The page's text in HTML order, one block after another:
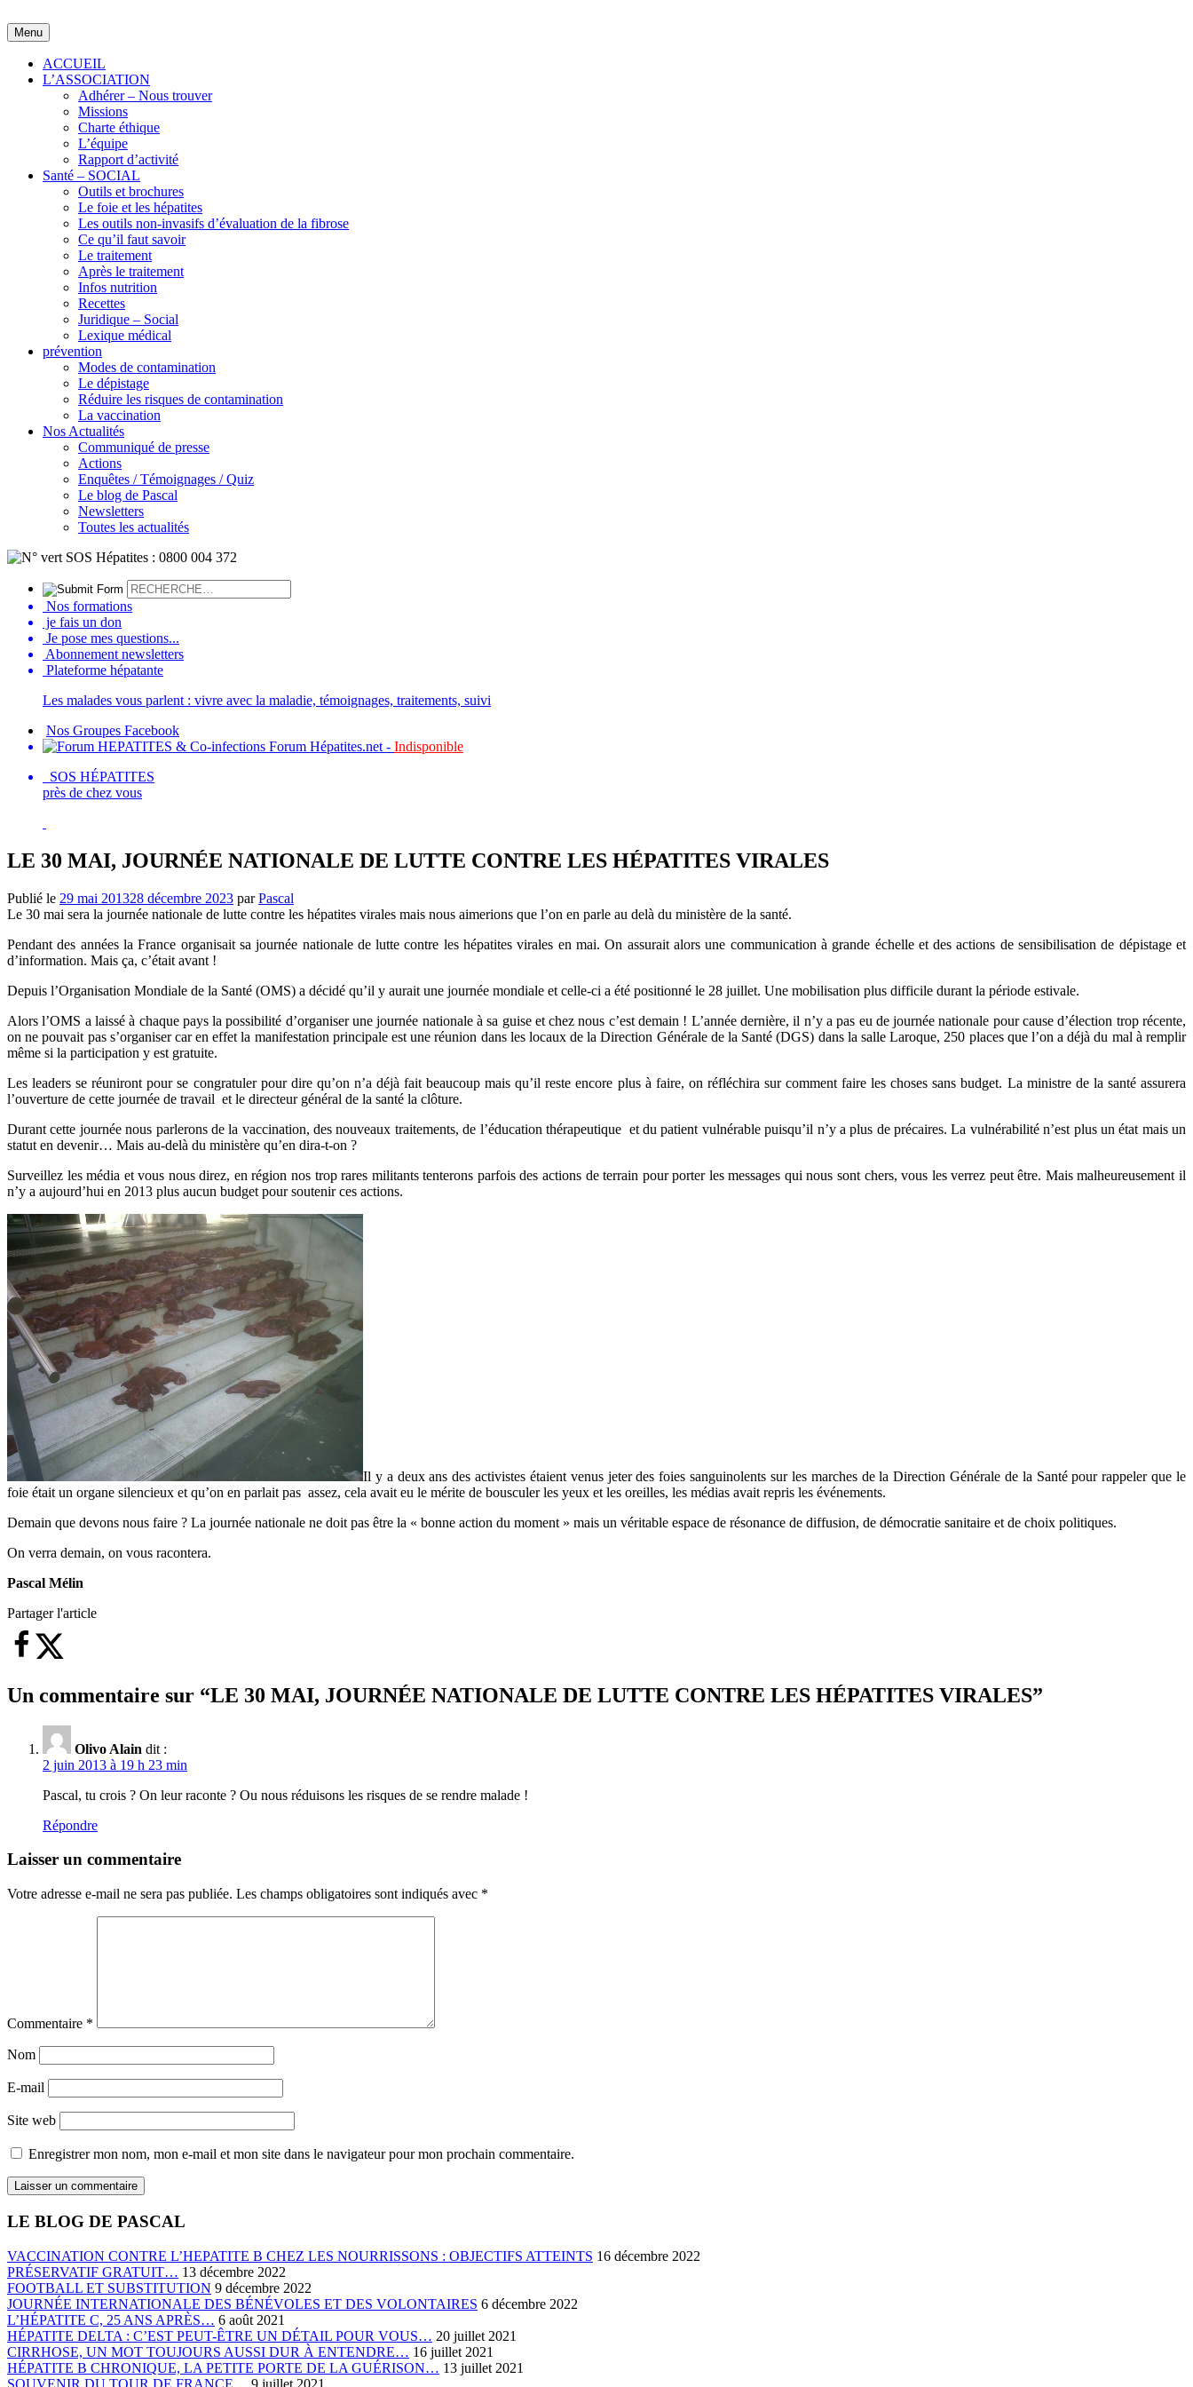
to
content
Menu
ACCUEIL
L’ASSOCIATION
Adhérer – Nous trouver
Missions
Charte éthique
L’équipe
Rapport d’activité
Santé – SOCIAL
Outils et brochures
Le foie et les hépatites
Les outils non-invasifs d’évaluation de la fibrose
Ce qu’il faut savoir
Le traitement
Après le traitement
Infos nutrition
Recettes
Juridique – Social
Lexique médical
prévention
Modes de contamination
Le dépistage
Réduire les risques de contamination
La vaccination
Nos Actualités
Communiqué de presse
Actions
Enquêtes / Témoignages / Quiz
Le blog de Pascal
Newsletters
Toutes les actualités
Nos formations
je fais un don
Je pose mes questions...
Abonnement newsletters
Plateforme hépatante
Les malades vous parlent : vivre avec la maladie, témoignages, traitements, suivi
Nos Groupes Facebook
Forum Hépatites.net - Indisponible
SOS HÉPATITES
près de chez vous
LE 30 MAI, JOURNÉE NATIONALE DE LUTTE CONTRE LES HÉPATITES VIRALES
Publié le 29 mai 201328 décembre 2023 parPascal
Le 30 mai sera la journée nationale de lutte contre les hépatites virales mais nous aimerions que l’on en parle au delà du ministère de la santé.
Pendant des années la France organisait sa journée nationale de lutte contre les hépatites virales en mai. On assurait alors une communication à grande échelle et des actions de sensibilisation de dépistage et
d’information. Mais ça, c’était avant !
Depuis l’Organisation Mondiale de la Santé (OMS) a décidé qu’il y aurait une journée mondiale et celle-ci a été positionné le 28 juillet. Une mobilisation plus difficile durant la période estivale.
Alors l’OMS a laissé à chaque pays la possibilité d’organiser une journée nationale à sa guise et chez nous c’est demain ! L’année dernière, il n’y a pas eu de journée nationale pour cause d’élection trop récente,
on ne pouvait pas s’organiser car en effet la manifestation principale est une réunion dans les locaux de la Direction Générale de la Santé (DGS) dans la salle Laroque, 250 places que l’on a déjà du mal à remplir
même si la participation y est gratuite.
Les leaders se réuniront pour se congratuler pour dire qu’on n’a déjà fait beaucoup mais qu’il reste encore plus à faire, on réfléchira sur comment faire les choses sans budget. La ministre de la santé assurera
l’ouverture de cette journée de travail et le directeur général de la santé la clôture.
Durant cette journée nous parlerons de la vaccination, des nouveaux traitements, de l’éducation thérapeutique et du patient vulnérable puisqu’il n’y a plus de précaires. La vulnérabilité n’est plus un état mais un
statut en devenir… Mais au-delà du ministère qu’en dira-t-on ?
Surveillez les média et vous nous direz, en région nos trop rares militants tenterons parfois des actions de terrain pour porter les messages qui nous sont chers, vous les verrez peut être. Mais malheureusement il
n’y a aujourd’hui en 2013 plus aucun budget pour soutenir ces actions.
Il y a deux ans des activistes étaient venus jeter des foies sanguinolents sur les marches de la Direction Générale de la Santé pour rappeler que le
foie était un organe silencieux et qu’on en parlait pas assez, cela avait eu le mérite de bousculer les yeux et les oreilles, les médias avait repris les événements.
Demain que devons nous faire ? La journée nationale ne doit pas être la « bonne action du moment » mais un véritable espace de résonance de diffusion, de démocratie sanitaire et de choix politiques.
On verra demain, on vous racontera.
Pascal Mélin
Partager l'article
Un commentaire sur “LE 30 MAI, JOURNÉE NATIONALE DE LUTTE CONTRE LES HÉPATITES VIRALES”
Olivo Alain dit :
2 juin 2013 à 19 h 23 min
Pascal, tu crois ? On leur raconte ? Ou nous réduisons les risques de se rendre malade !
Répondre
Laisser un commentaire
Votre adresse e-mail ne sera pas publiée. Les champs obligatoires sont indiqués avec *
Commentaire *
Nom
E-mail
Site web
Enregistrer mon nom, mon e-mail et mon site dans le navigateur pour mon prochain commentaire.
LE BLOG DE PASCAL
VACCINATION CONTRE L’HEPATITE B CHEZ LES NOURRISSONS : OBJECTIFS ATTEINTS 16 décembre 2022
PRÉSERVATIF GRATUIT… 13 décembre 2022
FOOTBALL ET SUBSTITUTION 9 décembre 2022
JOURNÉE INTERNATIONALE DES BÉNÉVOLES ET DES VOLONTAIRES 6 décembre 2022
L’HÉPATITE C, 25 ANS APRÈS… 6 août 2021
HÉPATITE DELTA : C’EST PEUT-ÊTRE UN DÉTAIL POUR VOUS… 20 juillet 2021
CIRRHOSE, UN MOT TOUJOURS AUSSI DUR À ENTENDRE… 16 juillet 2021
HÉPATITE B CHRONIQUE, LA PETITE PORTE DE LA GUÉRISON… 13 juillet 2021
SOUVENIR DU TOUR DE FRANCE…
9 juillet 2021